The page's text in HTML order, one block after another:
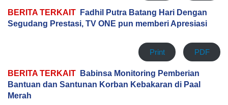
BERITA TERKAIT
Fadhil Putra Batang Hari Dengan
Segudang Prestasi, TV ONE pun memberi Apresiasi
Print PDF
BERITA TERKAIT
Babinsa Monitoring Pemberian
Bantuan dan Santunan Korban Kebakaran di Paal
Merah